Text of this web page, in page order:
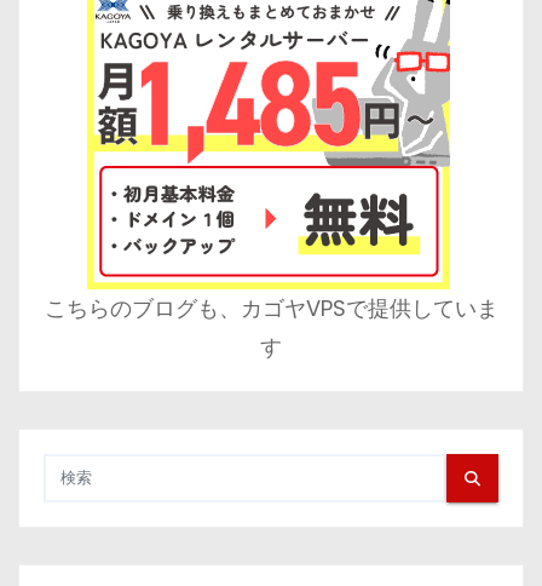
こちらのブログも、カゴヤVPSで提供していま
す